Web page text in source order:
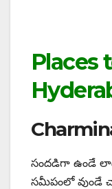
Places
సందడిగా ఉండే
సమీపంలో వుండే